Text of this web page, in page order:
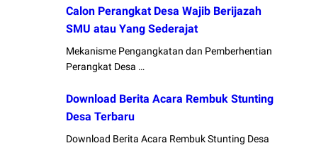
Calon Perangkat Desa Wajib Berijazah
SMU atau Yang Sederajat
Mekanisme Pengangkatan dan Pemberhentian
Perangkat Desa …
Download Berita Acara Rembuk Stunting
Desa Terbaru
Download Berita Acara Rembuk Stunting Desa